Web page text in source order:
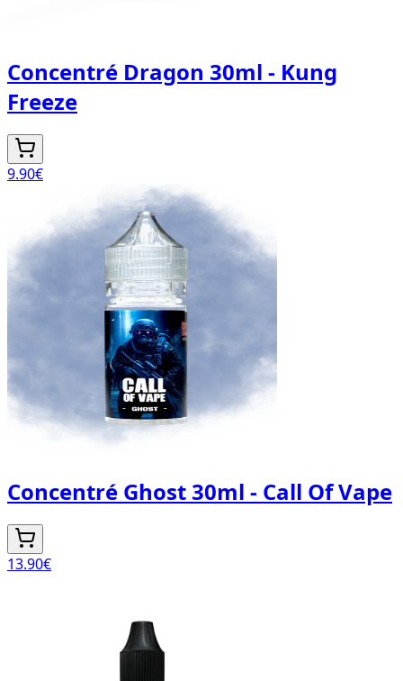
Concentré Dragon 30ml - Kung
Freeze
9.90€
Concentré Ghost 30ml - Call Of Vape
13.90€